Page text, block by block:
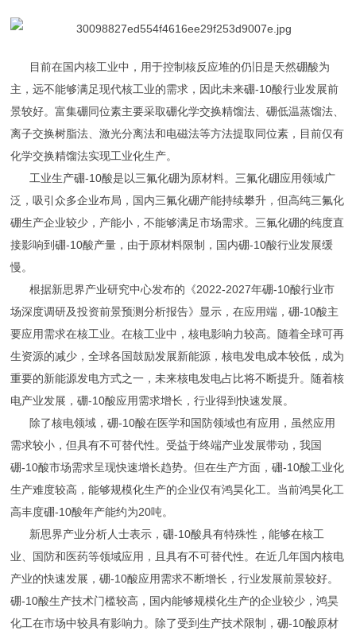
目前在国内核工业中，用于控制核反应堆的仍旧是天然硼酸为
主，远不能够满足现代核工业的需求，因此未来硼-10酸行业发展前
景较好。富集硼同位素主要采取硼化学交换精馏法、硼低温蒸馏法、
离子交换树脂法、激光分离法和电磁法等方法提取同位素，目前仅有
化学交换精馏法实现工业化生产。
工业生产硼-10酸是以三氟化硼为原材料。三氟化硼应用领域广
泛，吸引众多企业布局，国内三氟化硼产能持续攀升，但高纯三氟化
硼生产企业较少，产能小，不能够满足市场需求。三氟化硼的纯度直
接影响到硼-10酸产量，由于原材料限制，国内硼-10酸行业发展缓
慢。
根据新思界产业研究中心发布的《2022-2027年硼-10酸行业市
场深度调研及投资前景预测分析报告》显示，在应用端，硼-10酸主
要应用需求在核工业。在核工业中，核电影响力较高。随着全球可再
生资源的减少，全球各国鼓励发展新能源，核电发电成本较低，成为
重要的新能源发电方式之一，未来核电发电占比将不断提升。随着核
电产业发展，硼-10酸应用需求增长，行业得到快速发展。
除了核电领域，硼-10酸在医学和国防领域也有应用，虽然应用
需求较小，但具有不可替代性。受益于终端产业发展带动，我国
硼-10酸市场需求呈现快速增长趋势。但在生产方面，硼-10酸工业化
生产难度较高，能够规模化生产的企业仅有鸿昊化工。当前鸿昊化工
高丰度硼-10酸年产能约为20吨。
新思界产业分析人士表示，硼-10酸具有特殊性，能够在核工
业、国防和医药等领域应用，且具有不可替代性。在近几年国内核电
产业的快速发展，硼-10酸应用需求不断增长，行业发展前景较好。
硼-10酸生产技术门槛较高，国内能够规模化生产的企业较少，鸿昊
化工在市场中较具有影响力。除了受到生产技术限制，硼-10酸原材